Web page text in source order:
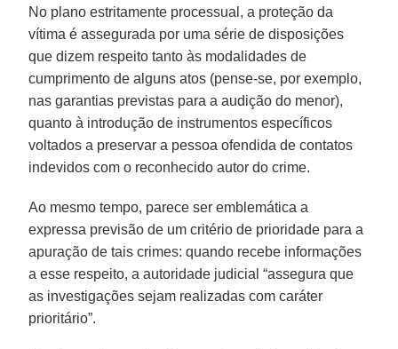
No plano estritamente processual, a proteção da
vítima é assegurada por uma série de disposições
que dizem respeito tanto às modalidades de
cumprimento de alguns atos (pense-se, por exemplo,
nas garantias previstas para a audição do menor),
quanto à introdução de instrumentos específicos
voltados a preservar a pessoa ofendida de contatos
indevidos com o reconhecido autor do crime.
Ao mesmo tempo, parece ser emblemática a
expressa previsão de um critério de prioridade para a
apuração de tais crimes: quando recebe informações
a esse respeito, a autoridade judicial “assegura que
as investigações sejam realizadas com caráter
prioritário”.